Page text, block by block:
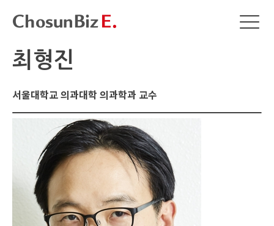
최형진
서울대학교 의과대학 의과학과 교수